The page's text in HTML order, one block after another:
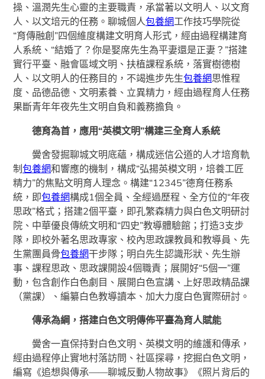
操、溫潤先生心靈的主要職責，承當著以文明人、以文育
人、以文培元的任務。聊城個人包養網工作技巧學院從
“育傳融創”四個維度構建文明育人形式，經由過程構建育
人系統、“結婚了？你是娶席先生為平妻還是正妻？”搭建
實行平臺、融會區域文明、扶植課程系統，落實樹德樹
人、以文明人的任務目的，不竭進步先生包養網思惟程
度、品德品德、文明素養、立異精力，經由過程育人任務
果斷青年年夜先生文明自負和義務擔負。
德育為首，應用“英模文明”構建三全育人系統
黌舍發掘聊城文明底蘊，構成迷信公道的人才培育軌
制包養網和響應的機制，構成“弘揚英模文明，培養工匠
精力”的焦點文明育人理念。構建“12345”德育任務系
統，即包養網構成1個全員、全經過歷程、全方位的“年夜
思政”格式；搭建2個平臺，即孔繁森精力與白色文明研討
院、中華優良傳統文明和“四史”教導體驗館；打造3支步
隊，即校外著名思政專家、校內思政課教員和教導員、先
生黨團員骨包養網干步隊；明白先生認識形狀、先生辦
事、課程思政、思政課開設4個職責；展開好“5個一”運
動，包含創作白色劇目、展開白色宣講、上好思政精品課
（黨課）、編纂白色教導讀本、加大力度白色實際研討。
傳承為綱，搭建白色文明傳佈平臺為育人賦能
黌舍一直保持對白色文明、英模文明的維護和傳承，
經由過程停止實地村落訪問、社區探尋，挖掘白色文明，
編寫《追想與傳承——聊城反動人物故事》《照片背后的